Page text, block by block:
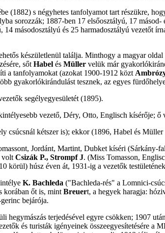
(1882) s négyhetes tanfolyamot tart részükre,
sorozzák; 1887-ben 17 elsőosztályú, 17
másodosztályú és 25 harmadosztályú vezetőt
készületlenül találja. Minthogy a magyar
sőt Habel és Müller velük már
a tanfolyamokat (azokat 1900-1912 közt
gyakorlókirándulást tesznek, az egyes
segélyegyesületét (1895).
vezető, Déry, Otto, Englisch kísérője; ő
csúcsnál kétszer is); ekkor (1896, Habel és
Jordánt, Martint, Dubket kíséri
volt Csizák P., Strompf J. (Miss Tomasson,
körül) húsz éven át, 1931-ig a vezetők
K. Bachleda ("Bachleda-rés" a Lomnici-
korában őt is, mint Breuert, a hegyek haragja:
bejárója.
hegymászás terjedésével egyre csökken; 1907
és turisták igényeinek összeegyesítetésére